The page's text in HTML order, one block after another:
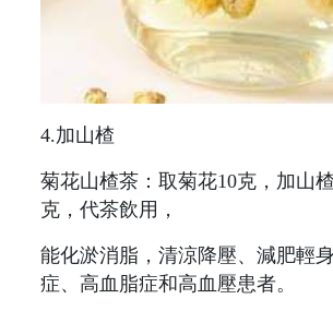
4.加山楂
菊花山楂茶：取菊花10克，加山
克，代茶飲用，
能化淤消脂，清涼降壓、減肥輕
症、高血脂症和高血壓患者。